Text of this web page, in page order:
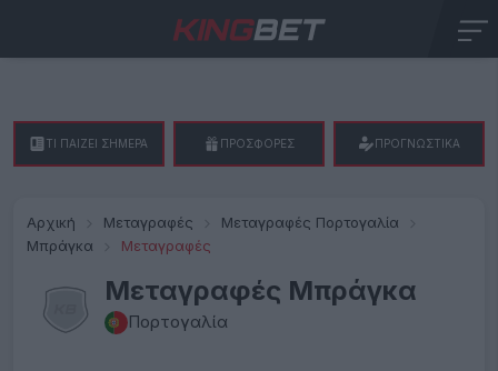
Αρχική Μεταγραφές
Μεταγραφές Πορτογαλία
Μπράγκα
Μεταγραφές
Μεταγραφές Μπράγκα
Πορτογαλία
ΤΙ ΠΑΙΖΕΙ ΣΗΜΕΡΑ ΠΡΟΣΦΟΡΕΣ ΠΡΟΓΝΩΣΤΙΚΑ